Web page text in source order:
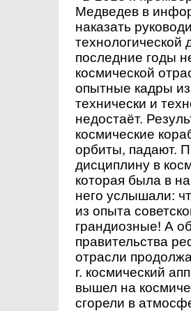
Медведев в
наказать
последние годы
космической
опытные кадры
технически и
недостаёт.
космические
орбиты, падают.
дисциплину в
которая была в
него услышали:
из опыта
грандиозные! А
правительства
отрасли
г. космический
вышел на
сгорели в